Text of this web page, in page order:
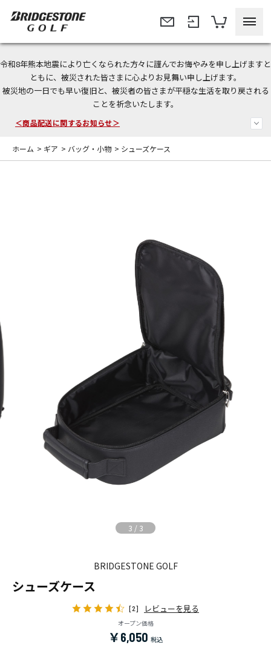
令和8年熊本地震により亡くなられた方々に謹んでお悔やみを申し上げますと
ともに、被災された皆さまに心よりお見舞い申し上げます。
被災地の一日でも早い復旧と、被災者の皆さまが平穏な生活を取り戻される
ことを祈念いたします。
＜夏季休暇中のご注文・発送・お問い合わせ＞
今なら新規会員登録で1,000円OFFクーポンプレゼント！
＜商品配送に関するお知らせ＞
ホーム > ギア > バッグ・小物 > シューズケース
3 / 3
BRIDGESTONE GOLF
シューズケース
[2] レビューを見る
オープン価格
￥6,050